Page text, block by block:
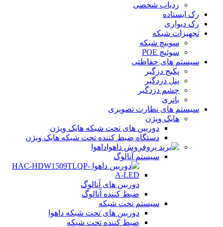
ردیاب شخصی
رک ایستاده
رک دیواری
تجهیزات شبکه
سوییچ شبکه
سوئیچ POE
سیستم های حفاظتی
پکیج دزگیر
پنل دزدگیر
چشم دزدگیر
باتری
سیستم های نظارت تصویری
هایک ویژن
دوربین های تحت شبکه هایک ویژن
دستگاه ضبط کننده تحت شبکه هایک ویژن
داهوا
سیستم آنالوگ
دوربین های آنالوگ
ضبط کننده آنالوگ
سیستم تحت شبکه
دوربین های تحت شبکه داهوا
ضبط کننده تحت شبکه